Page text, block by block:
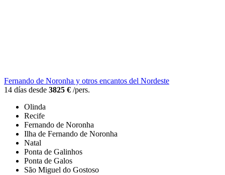
Fernando de Noronha y otros encantos del Nordeste
14 días desde 3825 € /pers.
Olinda
Recife
Fernando de Noronha
Ilha de Fernando de Noronha
Natal
Ponta de Galinhos
Ponta de Galos
São Miguel do Gostoso